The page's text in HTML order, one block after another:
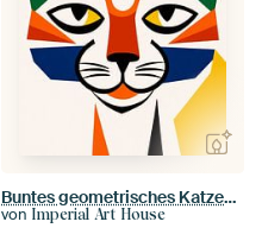
Buntes geometrisches Katzenbild
von Imperial Art House